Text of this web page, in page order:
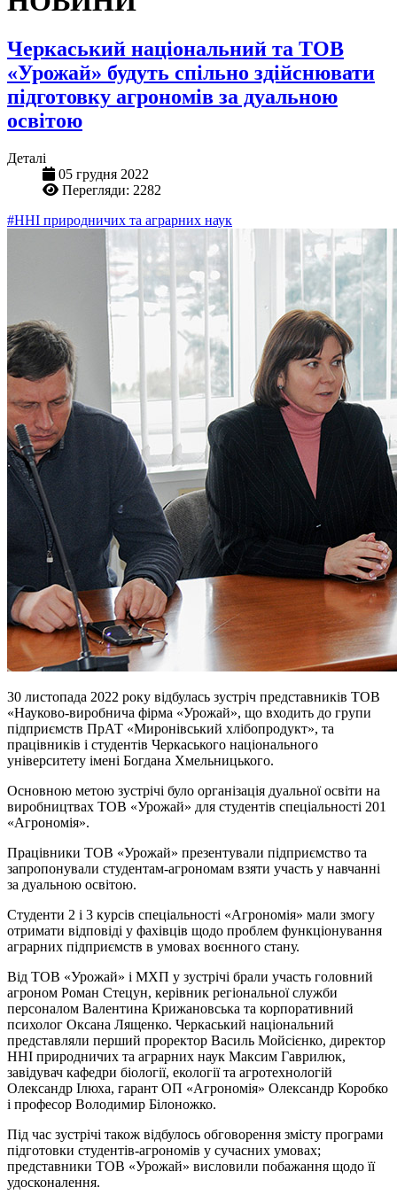
Черкаський національний та ТОВ
«Урожай» будуть спільно здійснювати
підготовку агрономів за дуальною
освітою
Деталі
05 грудня 2022
Перегляди: 2282
#ННІ природничих та аграрних наук
30 листопада 2022 року відбулась зустріч представників ТОВ
«Науково-виробнича фірма «Урожай», що входить до групи
підприємств ПрАТ «Миронівський хлібопродукт», та
працівників і студентів Черкаського національного
університету імені Богдана Хмельницького.
Основною метою зустрічі було організація дуальної освіти на
виробництвах ТОВ «Урожай» для студентів спеціальності 201
«Агрономія».
Працівники ТОВ «Урожай» презентували підприємство та
запропонували студентам-агрономам взяти участь у навчанні
за дуальною освітою.
Студенти 2 і 3 курсів спеціальності «Агрономія» мали змогу
отримати відповіді у фахівців щодо проблем функціонування
аграрних підприємств в умовах воєнного стану.
Від ТОВ «Урожай» і МХП у зустрічі брали участь головний
агроном Роман Стецун, керівник регіональної служби
персоналом Валентина Крижановська та корпоративний
психолог Оксана Лященко. Черкаський національний
представляли перший проректор Василь Мойсієнко, директор
ННІ природничих та аграрних наук Максим Гаврилюк,
завідувач кафедри біології, екології та агротехнологій
Олександр Ілюха, гарант ОП «Агрономія» Олександр Коробко
і професор Володимир Білоножко.
Під час зустрічі також відбулось обговорення змісту програми
підготовки студентів-агрономів у сучасних умовах;
представники ТОВ «Урожай» висловили побажання щодо її
удосконалення.